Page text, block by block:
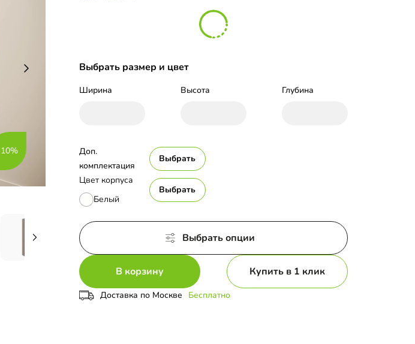
Выбрать размер и цвет
Ширина Высота Глубина
Цвет корпуса
Белый
Выбрать
Доп.
комплектация
Выбрать
Выбрать опции
В корзину Купить в 1 клик
Доставка по Москве Бесплатно